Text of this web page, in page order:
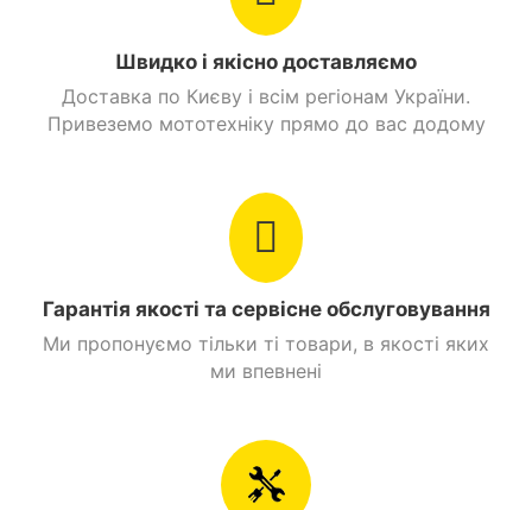
Швидко і якісно доставляємо
Доставка по Києву і всім регіонам України.
Привеземо мототехніку прямо до вас додому
Гарантія якості та сервісне обслуговування
Ми пропонуємо тільки ті товари, в якості яких
ми впевнені